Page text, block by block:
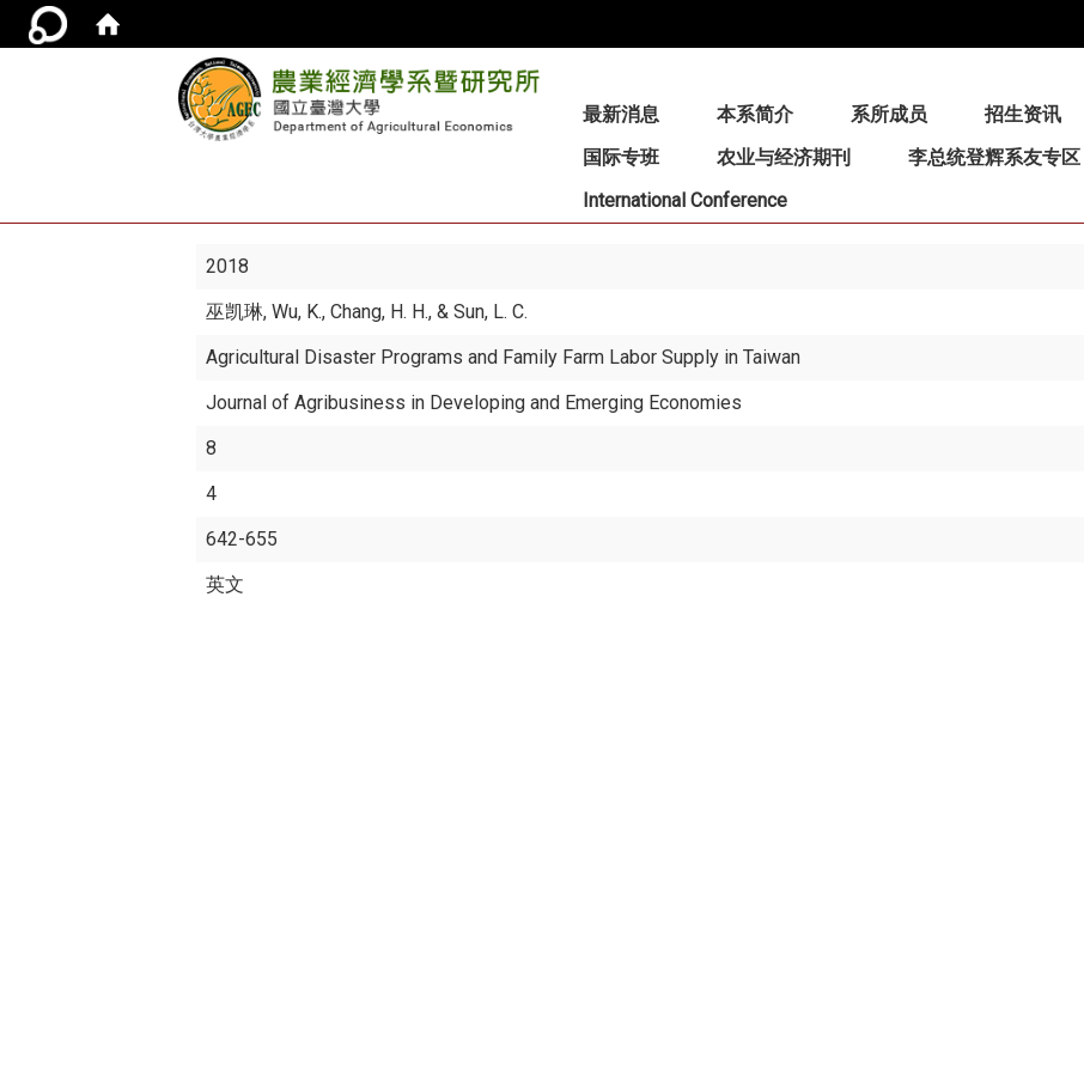
最新消息 本系简介 系所成员 招生资讯
国际专班
农业与经济期刊 李总统登辉系友专区
International Conference
2018
巫凯琳, Wu, K., Chang, H. H., & Sun, L. C.
Agricultural Disaster Programs and Family Farm Labor Supply in Taiwan
Journal of Agribusiness in Developing and Emerging Economies
8
4
642-655
英文